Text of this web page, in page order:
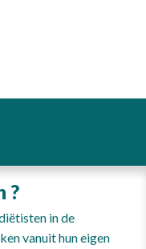
?
in de
vanuit hun eigen